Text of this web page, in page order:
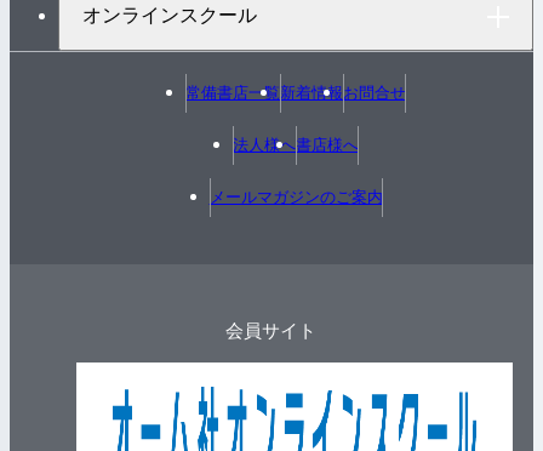
オンラインスクール
常備書店一覧新着情報お問合せ
法人様へ書店様へ
メールマガジンのご案内
会員サイト